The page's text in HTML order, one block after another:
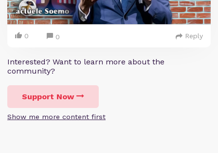
0 0 Reply
Interested? Want to learn more about the
community?
Support Now
Show me more content first